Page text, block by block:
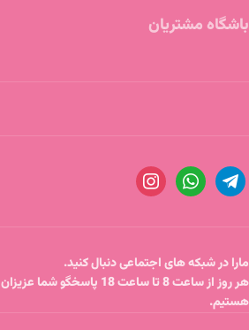
باشگاه مشتریان
مارا در شبکه های اجتماعی دنبال کنید.
هر روز از ساعت 8 تا ساعت 18 پاسخگو شما عزیزان
هستیم.